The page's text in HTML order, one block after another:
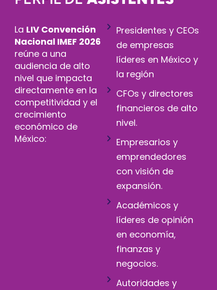
La LIV Convención
Nacional IMEF 2026
reúne a una
audiencia de alto
nivel que impacta
directamente en la
competitividad y el
crecimiento
económico de
México:
Presidentes y CEOs
de empresas
líderes en México y
la región
CFOs y directores
financieros de alto
nivel.
Empresarios y
emprendedores
con visión de
expansión.
Académicos y
líderes de opinión
en economía,
finanzas y
negocios.
Autoridades y